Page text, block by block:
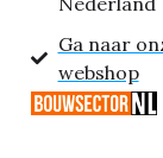
Ga naar
webshop